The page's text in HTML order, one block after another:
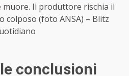
muore. Il produttore rischia il
colposo (foto ANSA) – Blitz
le conclusioni